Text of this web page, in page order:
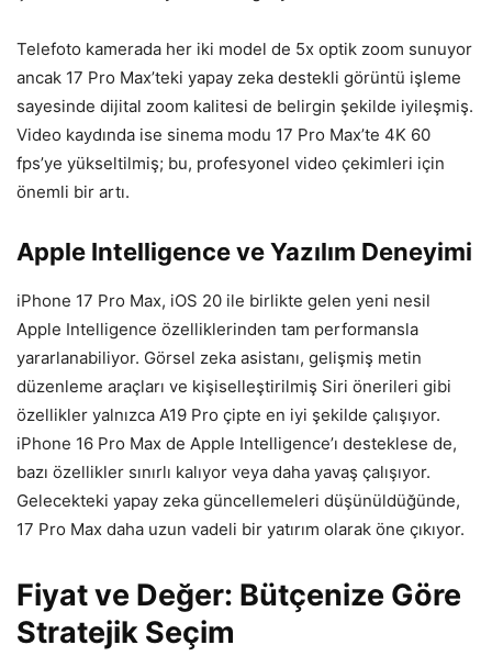
Telefoto kamerada her iki model de 5x optik zoom sunuyor
ancak 17 Pro Max’teki yapay zeka destekli görüntü işleme
sayesinde dijital zoom kalitesi de belirgin şekilde iyileşmiş.
Video kaydında ise sinema modu 17 Pro Max’te 4K 60
fps’ye yükseltilmiş; bu, profesyonel video çekimleri için
önemli bir artı.
Apple Intelligence ve Yazılım Deneyimi
iPhone 17 Pro Max, iOS 20 ile birlikte gelen yeni nesil
Apple Intelligence özelliklerinden tam performansla
yararlanabiliyor. Görsel zeka asistanı, gelişmiş metin
düzenleme araçları ve kişiselleştirilmiş Siri önerileri gibi
özellikler yalnızca A19 Pro çipte en iyi şekilde çalışıyor.
iPhone 16 Pro Max de Apple Intelligence’ı desteklese de,
bazı özellikler sınırlı kalıyor veya daha yavaş çalışıyor.
Gelecekteki yapay zeka güncellemeleri düşünüldüğünde,
17 Pro Max daha uzun vadeli bir yatırım olarak öne çıkıyor.
Fiyat ve Değer: Bütçenize Göre
Stratejik Seçim